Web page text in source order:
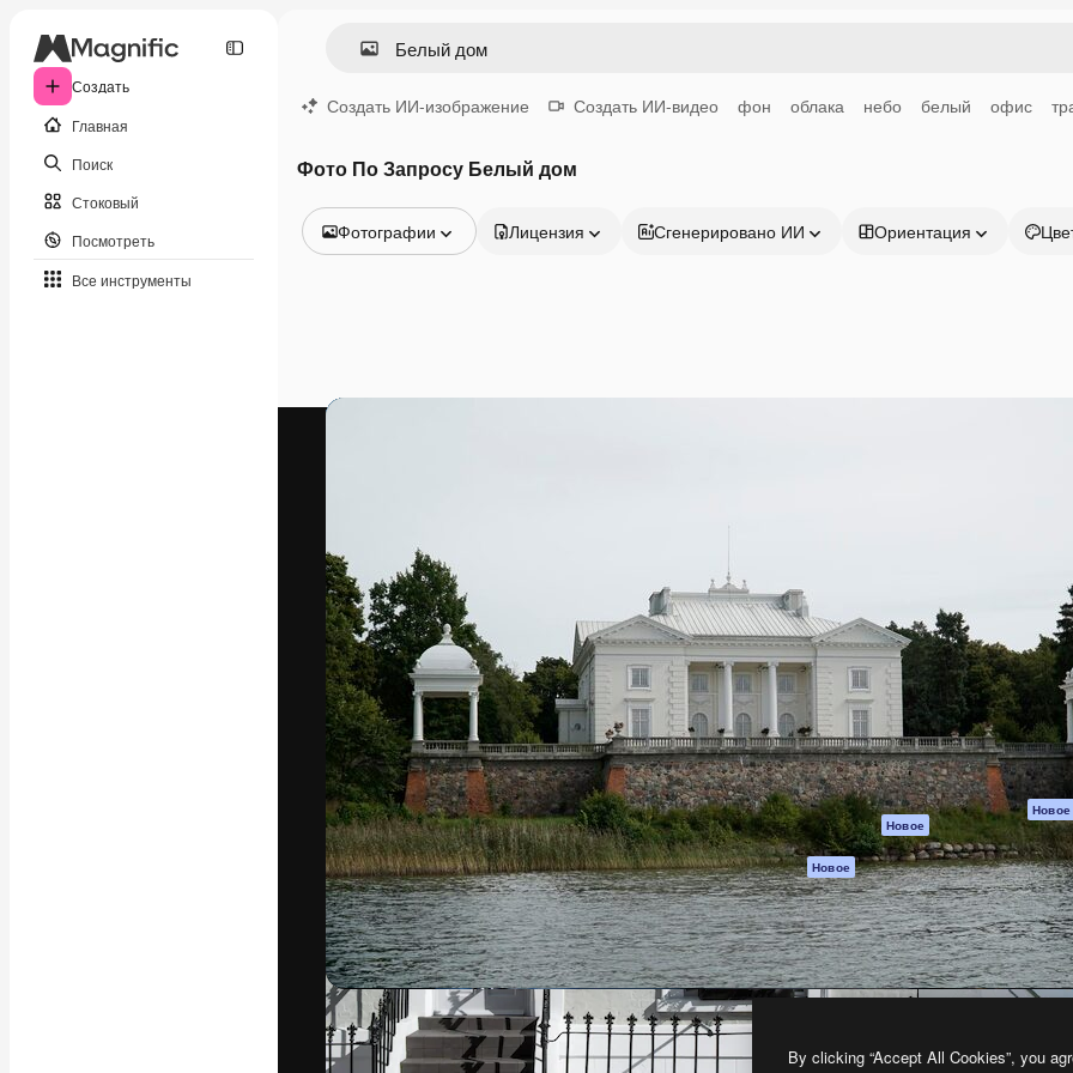
Создать
Главная
Поиск
Стоковый
Посмотреть
Все инструменты
Создать ИИ-изображение Создать ИИ-видео фон облака небо белый офис
Фото По Запросу Белый дом
Фотографии
Видео
Лицензия Сгенерировано ИИ Ориентация
Креативная платформа для создания
ваших лучших работ. Более 1 миллиона
подписчиков среди креаторов,
предприятий, агентств и студий.
Pусский
ИИ-помощник
Генератор
изображений ИИ
Генератор видео
ИИ
Генератор голоса
на основе ИИ
Стоковый контент
MCP для
Claude/ChatGPT
Новое
Агенты Новое
API
Мобильное
приложение
Все инструменты
Документация
Пакету ИИ
Служба
поддержки
Условия и
положения
Политика
Оригиналы Новое
Политика
cookie
Центр доверия
Партнеры
Предприятие
By clicking “Accept All Cookies”, you